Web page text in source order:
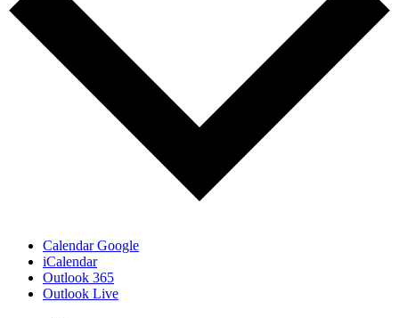
Calendar Google
iCalendar
Outlook 365
Outlook Live